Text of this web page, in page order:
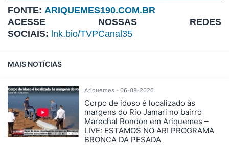
FONTE: ARIQUEMES190.COM.BR
ACESSE NOSSAS REDES
SOCIAIS: lnk.bio/TVPCanal35
MAIS NOTÍCIAS
Ariquemes - 06-08-2026
Corpo de idoso é localizado às
margens do Rio Jamari no bairro
Marechal Rondon em Ariquemes –
LIVE: ESTAMOS NO AR! PROGRAMA
BRONCA DA PESADA